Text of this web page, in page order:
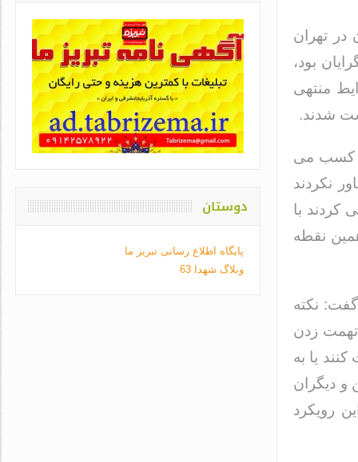
در تهران
بود،
منتهی
شدند.
کسب می
نکردند
کردند با
نقطه
گفت: نکته
تهمت زدن
یا به
و دیگران
رویکرد
دوستان
پایگاه اطلاع رسانی تبریز ما
وبلاگ شهدا 63